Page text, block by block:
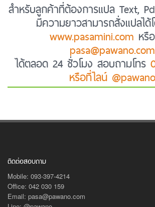
สำหรับลูกค้าที่ต้องการแปล Text,
มีความยาวสามารถสั่งแปลได้
www.pasamini.com หรื
pasa@pawano.com
ได้ตลอด 24 ชั่วโมง สอบถามโทร
หรือที่ไลน์ @pawano
ติดต่อสอบถาม
Mobile: 093-397-4214
Office: 042 030 159
Email: pasa@pawano.com